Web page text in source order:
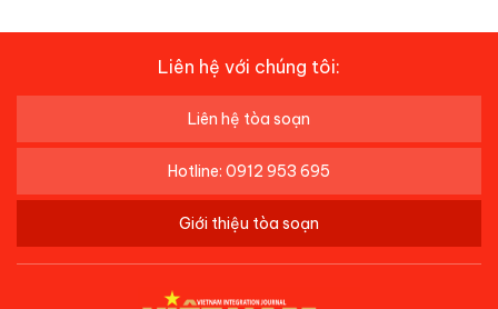
Liên hệ với chúng tôi:
Liên hệ tòa soạn
Hotline: 0912 953 695
Giới thiệu tòa soạn